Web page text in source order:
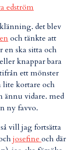
det blev
och tänkte att
en ska sitta och
knappar bara
ett mönster
lite kortare och
ännu vidare. med
ny favvo.
vill jag fortsätta
josefine och där